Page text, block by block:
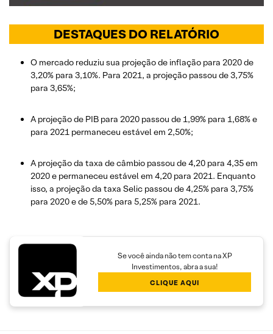
DESTAQUES DO RELATÓRIO
O mercado reduziu sua projeção de inflação para 2020 de
3,20% para 3,10%. Para 2021, a projeção passou de 3,75%
para 3,65%;
A projeção de PIB para 2020 passou de 1,99% para 1,68% e
para 2021 permaneceu estável em 2,50%;
A projeção da taxa de câmbio passou de 4,20 para 4,35 em
2020 e permaneceu estável em 4,20 para 2021. Enquanto
isso, a projeção da taxa Selic passou de 4,25% para 3,75%
para 2020 e de 5,50% para 5,25% para 2021.
Se você ainda não tem conta na XP
Investimentos, abra a sua!
CLIQUE AQUI